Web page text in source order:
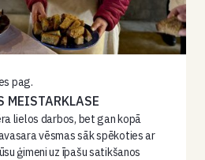
pag.
MEISTARKLASE
lielos darbos, bet gan kopā
vēsmas sāk spēkoties ar
ģimeni uz īpašu satikšanos